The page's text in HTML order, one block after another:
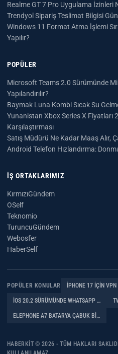
Realme GT 7 Pro Uygulama İzinleri
Trendyol Sipariş Teslimat Bilgisi
Windows 11 Format Atma İşlemi
Yapılır?
POPÜLER
Microsoft Teams 2.0 Sürümünde
Yapılandırılır?
Baymak Luna Kombi Sıcak Su
Yunanistan Xbox Series X Fiyatları
Karşılaştırması
Satış Müdürü Ne Kadar Maaş Alır,
Android Telefon Hızlandırma:
İŞ ORTAKLARIMIZ
KırmızıGündem
OSelf
Teknomio
TuruncuGündem
Webosfer
HaberSelf
POPÜLER KONULAR IPHONE 17 IÇIN
İOS 20.2 SÜRÜMÜNDE WHATSAPP …
ELEPHONE A7 BATARYA ÇABUK BI…
HABERKIT © 2026 - TÜM HAKLARI